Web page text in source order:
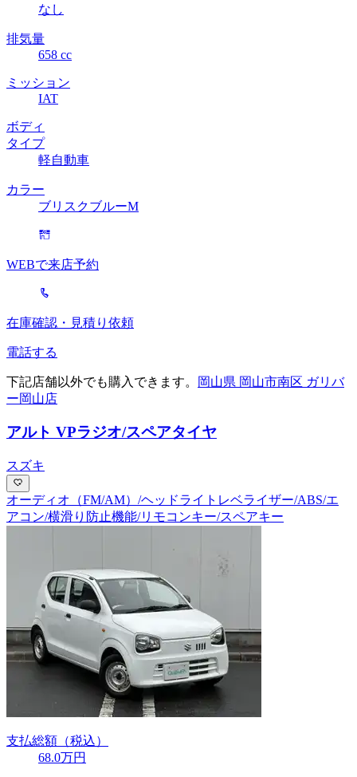
なし
排気量
658 cc
ミッション
IAT
ボディ
タイプ
軽自動車
カラー
ブリスクブルーM
WEBで来店予約
在庫確認・見積り依頼
電話する
下記店舗以外でも購入できます。
岡山県 岡山市南区 ガリバ
ー岡山店
アルト VPラジオ/スペアタイヤ
スズキ
オーディオ（FM/AM）/ヘッドライトレベライザー/ABS/エ
アコン/横滑り防止機能/リモコンキー/スペアキー
支払総額 （税込）
68.0万円